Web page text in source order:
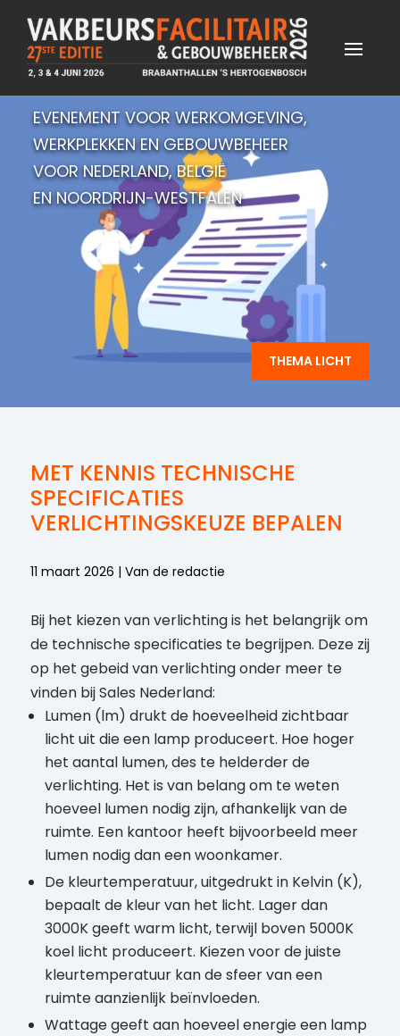
EVENEMENT VOOR WERKOMGEVING,
WERKPLEKKEN EN GEBOUWBEHEER
VOOR NEDERLAND, BELGIË
EN NOORDRIJN-WESTFALEN
THEMA LICHT
MET KENNIS TECHNISCHE
SPECIFICATIES
VERLICHTINGSKEUZE BEPALEN
11 maart 2026 | Van de redactie
Bij het kiezen van verlichting is het belangrijk om
de technische specificaties te begrijpen. Deze zij
op het gebeid van verlichting onder meer te
vinden bij Sales Nederland:
Lumen (lm) drukt de hoeveelheid zichtbaar
licht uit die een lamp produceert. Hoe hoger
het aantal lumen, des te helderder de
verlichting. Het is van belang om te weten
hoeveel lumen nodig zijn, afhankelijk van de
ruimte. Een kantoor heeft bijvoorbeeld meer
lumen nodig dan een woonkamer.
De kleurtemperatuur, uitgedrukt in Kelvin (K),
bepaalt de kleur van het licht. Lager dan
3000K geeft warm licht, terwijl boven 5000K
koel licht produceert. Kiezen voor de juiste
kleurtemperatuur kan de sfeer van een
ruimte aanzienlijk beïnvloeden.
Wattage geeft aan hoeveel energie een lamp